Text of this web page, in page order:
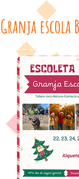
Granja escola